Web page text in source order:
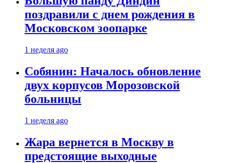
поздравили с днем рождения в
Московском зоопарке
1 неделя ago
Собянин: Началось обновление
двух корпусов Морозовской
больницы
1 неделя ago
Жара вернется в Москву в
предстоящие выходные